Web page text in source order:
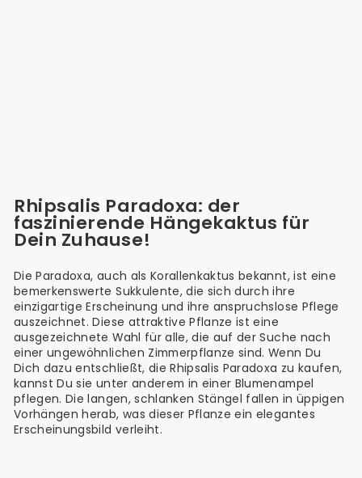
Rhipsalis Paradoxa: der
faszinierende Hängekaktus für
Dein Zuhause!
Die Paradoxa, auch als Korallenkaktus bekannt, ist eine
bemerkenswerte Sukkulente, die sich durch ihre
einzigartige Erscheinung und ihre anspruchslose Pflege
auszeichnet. Diese attraktive Pflanze ist eine
ausgezeichnete Wahl für alle, die auf der Suche nach
einer ungewöhnlichen Zimmerpflanze sind. Wenn Du
Dich dazu entschließt, die Rhipsalis Paradoxa zu kaufen,
kannst Du sie unter anderem in einer Blumenampel
pflegen. Die langen, schlanken Stängel fallen in üppigen
Vorhängen herab, was dieser Pflanze ein elegantes
Erscheinungsbild verleiht.